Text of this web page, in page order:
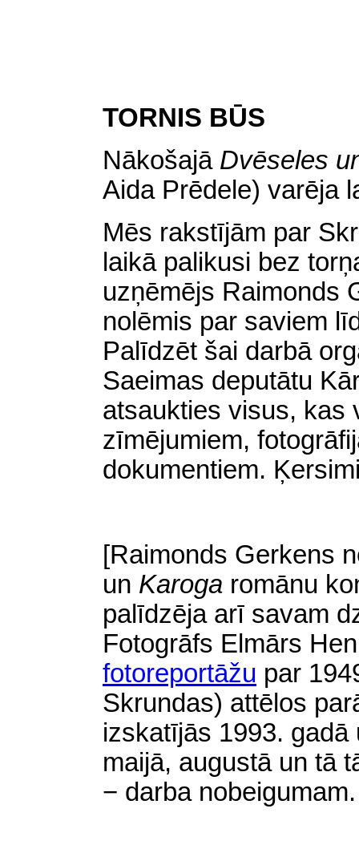
TORNIS BŪS
Nākošajā Dvēseles
Aida Prēdele) varēja
Mēs rakstījām par
laikā palikusi bez
uzņēmējs Raimonds
nolēmis par saviem
Palīdzēt šai darbā
Saeimas deputātu
atsaukties visus, kas
zīmējumiem,
dokumentiem.
[Raimonds Gerkens
un Karoga romānu
palīdzēja arī savam
Fotogrāfs Elmārs
fotoreportāžu par
Skrundas) attēlos
izskatījās 1993.
maijā, augustā un tā
− darba